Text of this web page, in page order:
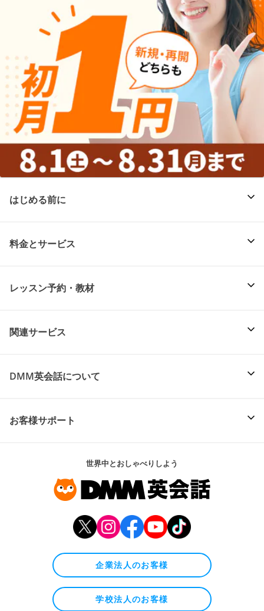
はじめる前に
料金とサービス
レッスン予約・教材
関連サービス
DMM英会話について
お客様サポート
世界中とおしゃべりしよう
企業法人のお客様
学校法人のお客様